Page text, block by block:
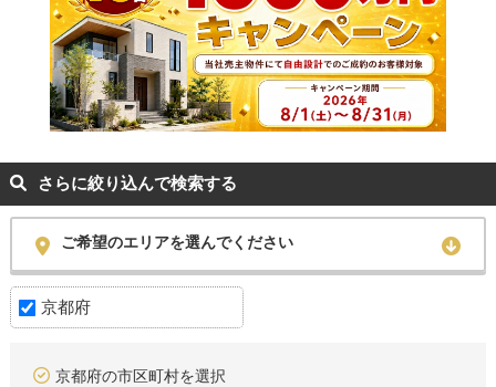
さらに絞り込んで検索する
ご希望のエリアを選んでください
京都府
京都府の市区町村を選択